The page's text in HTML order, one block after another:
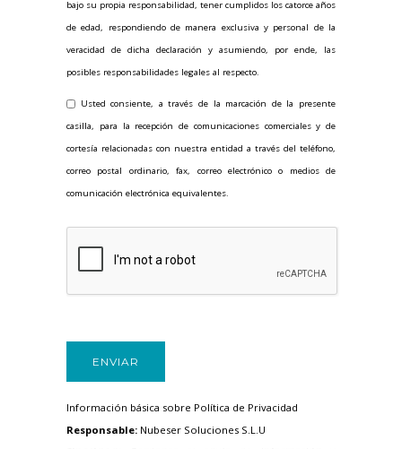
bajo su propia responsabilidad, tener cumplidos los catorce años
de edad, respondiendo de manera exclusiva y personal de la
veracidad de dicha declaración y asumiendo, por ende, las
posibles responsabilidades legales al respecto.
Usted consiente, a través de la marcación de la presente
casilla, para la recepción de comunicaciones comerciales y de
cortesía relacionadas con nuestra entidad a través del teléfono,
correo postal ordinario, fax, correo electrónico o medios de
comunicación electrónica equivalentes.
Información básica sobre Política de Privacidad
Responsable: Nubeser Soluciones S.L.U